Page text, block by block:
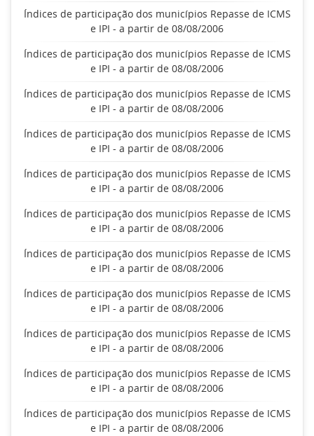
Índices de participação dos municípios Repasse de ICMS
e IPI - a partir de 08/08/2006
Índices de participação dos municípios Repasse de ICMS
e IPI - a partir de 08/08/2006
Índices de participação dos municípios Repasse de ICMS
e IPI - a partir de 08/08/2006
Índices de participação dos municípios Repasse de ICMS
e IPI - a partir de 08/08/2006
Índices de participação dos municípios Repasse de ICMS
e IPI - a partir de 08/08/2006
Índices de participação dos municípios Repasse de ICMS
e IPI - a partir de 08/08/2006
Índices de participação dos municípios Repasse de ICMS
e IPI - a partir de 08/08/2006
Índices de participação dos municípios Repasse de ICMS
e IPI - a partir de 08/08/2006
Índices de participação dos municípios Repasse de ICMS
e IPI - a partir de 08/08/2006
Índices de participação dos municípios Repasse de ICMS
e IPI - a partir de 08/08/2006
Índices de participação dos municípios Repasse de ICMS
e IPI - a partir de 08/08/2006